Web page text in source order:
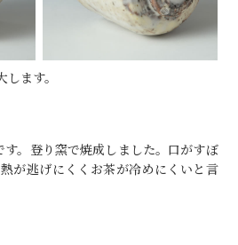
ます。
。登り窯で焼成しました。口がすぼ
が逃げにくくお茶が冷めにくいと言